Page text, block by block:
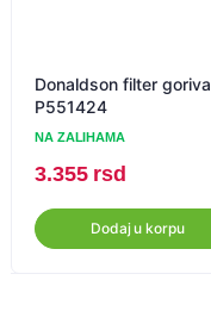
Donaldson filter goriva
P551424
NA ZALIHAMA
3.355 rsd
Dodaj u korpu